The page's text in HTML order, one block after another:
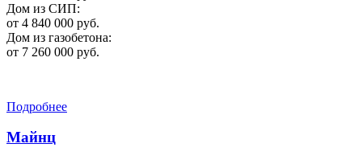
Дом из СИП:
от 4 840 000 руб.
Дом из газобетона:
от 7 260 000 руб.
Подробнее
Майнц